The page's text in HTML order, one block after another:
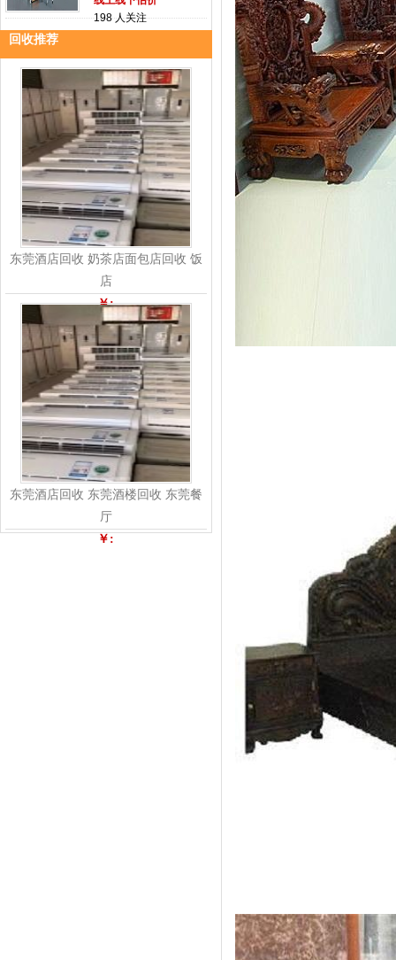
198 人关注
回收推荐
东莞酒店回收 奶茶店面包店回收 饭
店
￥:
东莞酒店回收 东莞酒楼回收 东莞餐
厅
￥: